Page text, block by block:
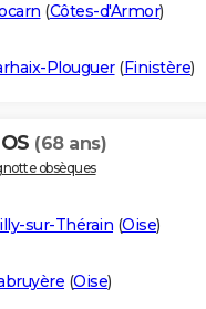
(Côtes-d'Armor)
Plouguer(Finistère)
(68 ans)
obsèques
sur-Thérain (Oise)
(Oise)